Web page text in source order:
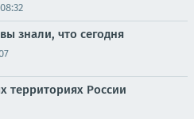
08:32
знали, что сегодня
территориях России